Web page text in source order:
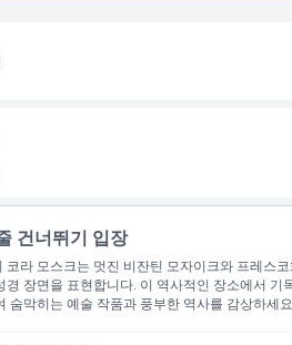
문은 잊을 수 없는 시간 여행이며, 이스탄
건너뛰기 입장
코라 모스크는 멋진 비잔틴 모자이크와 프레스
경 장면을 표현합니다. 이 역사적인 장소에서
숨막히는 예술 작품과 풍부한 역사를 감상하세